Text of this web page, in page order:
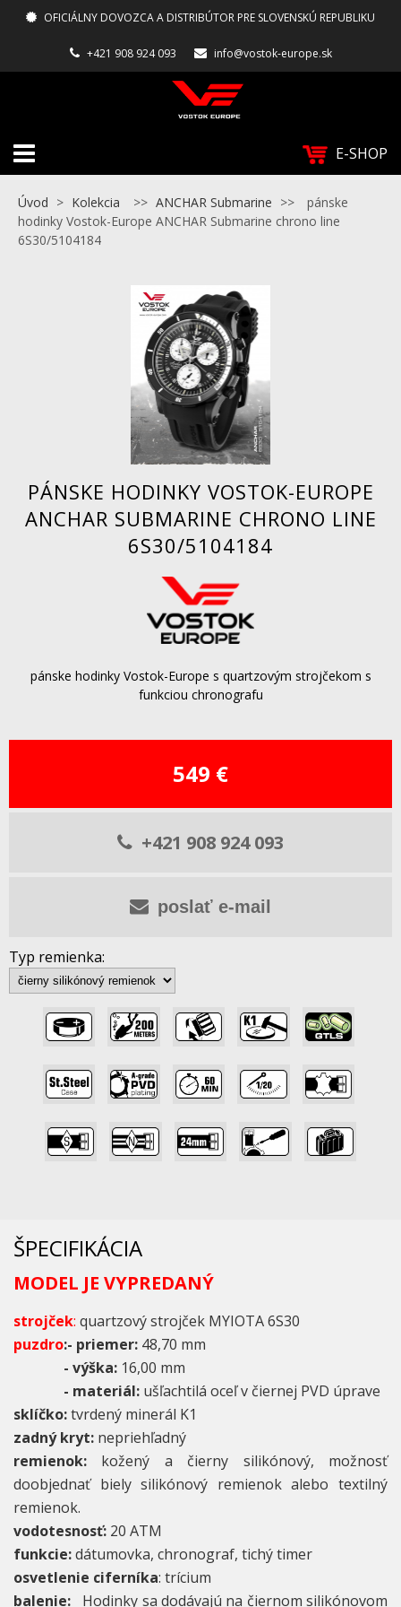
OFICIÁLNY DOVOZCA A DISTRIBÚTOR PRE SLOVENSKÚ REPUBLIKU
+421 908 924 093 info@vostok-europe.sk
E-SHOP
Úvod > Kolekcia >> ANCHAR Submarine >>
pánske
hodinky Vostok-Europe ANCHAR Submarine chrono line
6S30/5104184
PÁNSKE HODINKY VOSTOK-EUROPE
ANCHAR SUBMARINE CHRONO LINE
6S30/5104184
pánske hodinky Vostok-Europe s quartzovým strojčekom s
funkciou chronografu
549 €
+421 908 924 093
poslať e-mail
Typ remienka:
ŠPECIFIKÁCIA
MODEL JE VYPREDANÝ
strojček: quartzový strojček MYIOTA 6S30
puzdro:- priemer: 48,70 mm
- výška: 16,00 mm
- materiál: ušľachtilá oceľ v čiernej PVD úprave
sklíčko:tvrdený minerál K1
zadný kryt: nepriehľadný
remienok: kožený a čierny silikónový, možnosť
doobjednať biely silikónový remienok alebo textilný
remienok.
vodotesnosť: 20 ATM
funkcie:dátumovka, chronograf, tichý timer
osvetlenie ciferníka: trícium
balenie: Hodinky sa dodávajú na čiernom silikónovom